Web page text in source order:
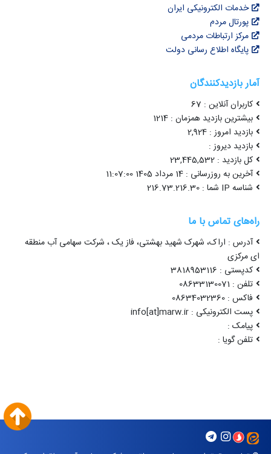
خدمات الکترونیکی ایران
پورتال مردم
مرکز ارتباطات مردمی
پایگاه اطلاع رسانی دولت
آمار بازدیدکنندگان
کاربران آنلاین : 67
بیشترین بازدید همزمان : 1214
بازدید امروز : 2,924
بازدید دیروز :
کل بازدید : 23,445,532
آخرین به روزرسانی : 14 مرداد 1405 11:07:00
شناسه IP شما : 216.73.216.30
راه‌های تماس با ما
آدرس : اراک، شهرک شهید بهشتی، فاز یک ، شرکت سهامی آب منطقه
ای مرکزی
کدپستی : 3818953116
تلفن : 08633130071
فاکس : 08634032360
پست الکترونیکی : info[at]marw.ir
پیامک :
تلفن گویا :